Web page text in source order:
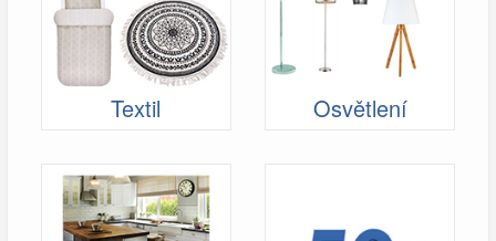
Textil Osvětlení